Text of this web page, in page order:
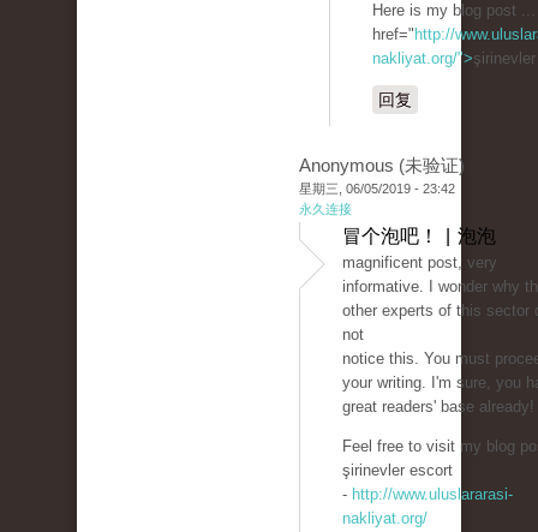
Here is my blog post
href=" http://
nakliyat.org/">
回复
Anonymous (未验证)
星期三, 06/05/2019 - 23:42
永久连接
冒个泡吧！ | 泡泡
magnificent post, very
informative. I wonder why
other experts of this sector
not
notice this. You must
your writing. I'm sure, you
great readers' base already!
Feel free to visit my blog
şirinevler escort
- http://www.uluslararasi-
nakliyat.org/